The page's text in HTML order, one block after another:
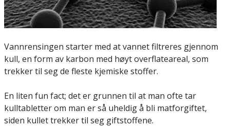
Vannrensingen starter med at vannet filtreres gjennom
kull, en form av karbon med høyt overflateareal, som
trekker til seg de fleste kjemiske stoffer.
En liten fun fact; det er grunnen til at man ofte tar
kulltabletter om man er så uheldig å bli matforgiftet,
siden kullet trekker til seg giftstoffene.